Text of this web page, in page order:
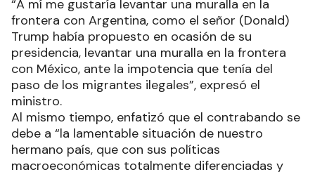
“A mí me gustaría levantar una muralla en la
frontera con Argentina, como el señor (Donald)
Trump había propuesto en ocasión de su
presidencia, levantar una muralla en la frontera
con México, ante la impotencia que tenía del
paso de los migrantes ilegales”, expresó el
ministro.
Al mismo tiempo, enfatizó que el contrabando se
debe a “la lamentable situación de nuestro
hermano país, que con sus políticas
macroeconómicas totalmente diferenciadas y